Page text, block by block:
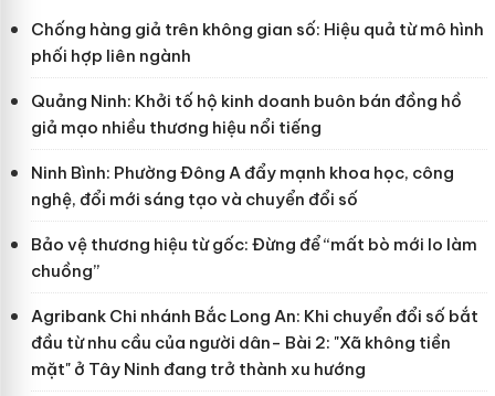
Chống hàng giả trên không gian số: Hiệu quả từ mô hình
phối hợp liên ngành
Quảng Ninh: Khởi tố hộ kinh doanh buôn bán đồng hồ
giả mạo nhiều thương hiệu nổi tiếng
Ninh Bình: Phường Đông A đẩy mạnh khoa học, công
nghệ, đổi mới sáng tạo và chuyển đổi số
Bảo vệ thương hiệu từ gốc: Đừng để “mất bò mới lo làm
chuồng”
Agribank Chi nhánh Bắc Long An: Khi chuyển đổi số bắt
đầu từ nhu cầu của người dân- Bài 2: "Xã không tiền
mặt" ở Tây Ninh đang trở thành xu hướng